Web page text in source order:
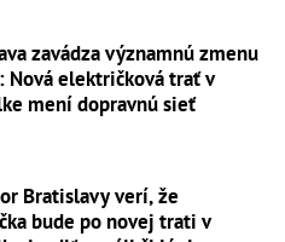
zavádza významnú zmenu
Nová električková trať v
mení dopravnú sieť
Bratislavy verí, že
bude po novej trati v